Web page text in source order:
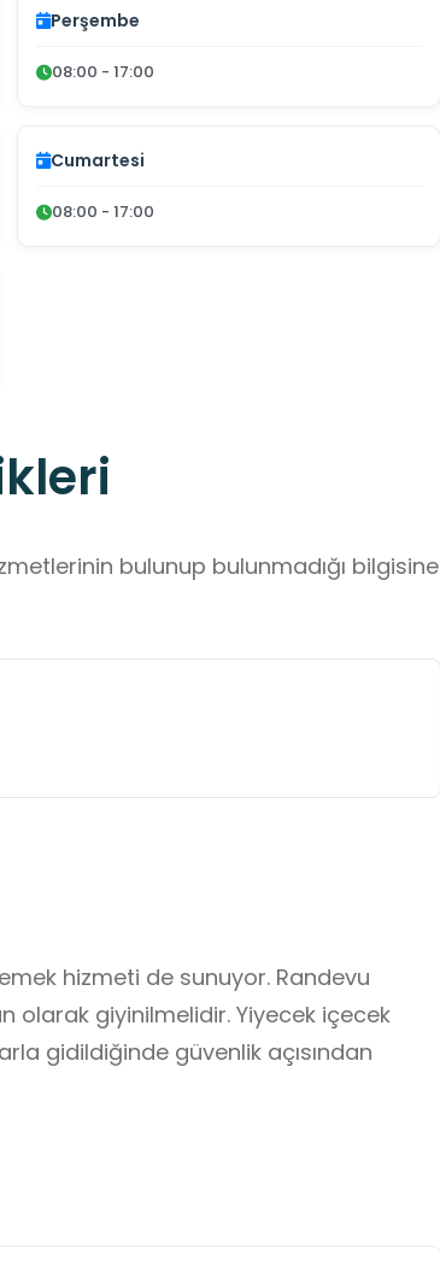
Perşembe
08:00 - 17:00
Cumartesi
08:00 - 17:00
bulunup bulunmadığı bilgisine
hizmeti de sunuyor. Randevu
olarak giyinilmelidir. Yiyecek içecek
gidildiğinde güvenlik açısından